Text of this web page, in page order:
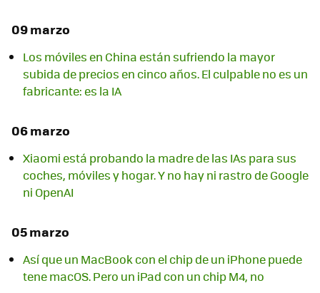
09 marzo
Los móviles en China están sufriendo la mayor
subida de precios en cinco años. El culpable no es un
fabricante: es la IA
06 marzo
Xiaomi está probando la madre de las IAs para sus
coches, móviles y hogar. Y no hay ni rastro de Google
ni OpenAI
05 marzo
Así que un MacBook con el chip de un iPhone puede
tene macOS. Pero un iPad con un chip M4, no